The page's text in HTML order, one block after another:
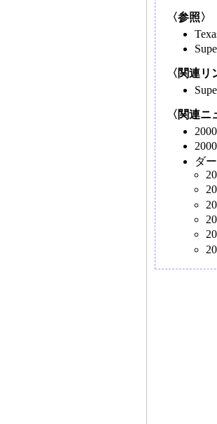
〈参照〉
〈関連リ
〈関連ニ
ダ